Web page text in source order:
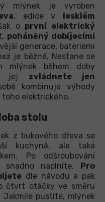
mlýnek je vyroben
, edice v lesklém
o první elektrický
poháněný dobíjecími
generace, bateriemi
je běžné. Nestane se
během doby
jej zvládnete jen
kombinuje výhody
elektrického.
stolu
z bukového dřeva se
kuchyně, ale také
Po odšroubování
naplníte.
Pro
dle návodu a pak
čtvrt otáčky ve směru
pustíte, mlýnek